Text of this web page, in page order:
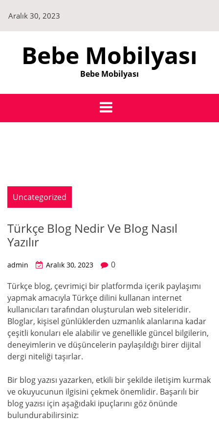
content
Aralık 30, 2023
Bebe Mobilyası
Bebe Mobilyası
Uncategorized
Türkçe Blog Nedir Ve Blog Nasıl
Yazılır
admin Aralık 30, 2023
0
Türkçe blog, çevrimiçi bir platformda içerik paylaşımı
yapmak amacıyla Türkçe dilini kullanan internet
kullanıcıları tarafından oluşturulan web siteleridir.
Bloglar, kişisel günlüklerden uzmanlık alanlarına kadar
çeşitli konuları ele alabilir ve genellikle güncel bilgilerin,
deneyimlerin ve düşüncelerin paylaşıldığı birer dijital
dergi niteliği taşırlar.
Bir blog yazısı yazarken, etkili bir şekilde iletişim kurmak
ve okuyucunun ilgisini çekmek önemlidir. Başarılı bir
blog yazısı için aşağıdaki ipuçlarını göz önünde
bulundurabilirsiniz: